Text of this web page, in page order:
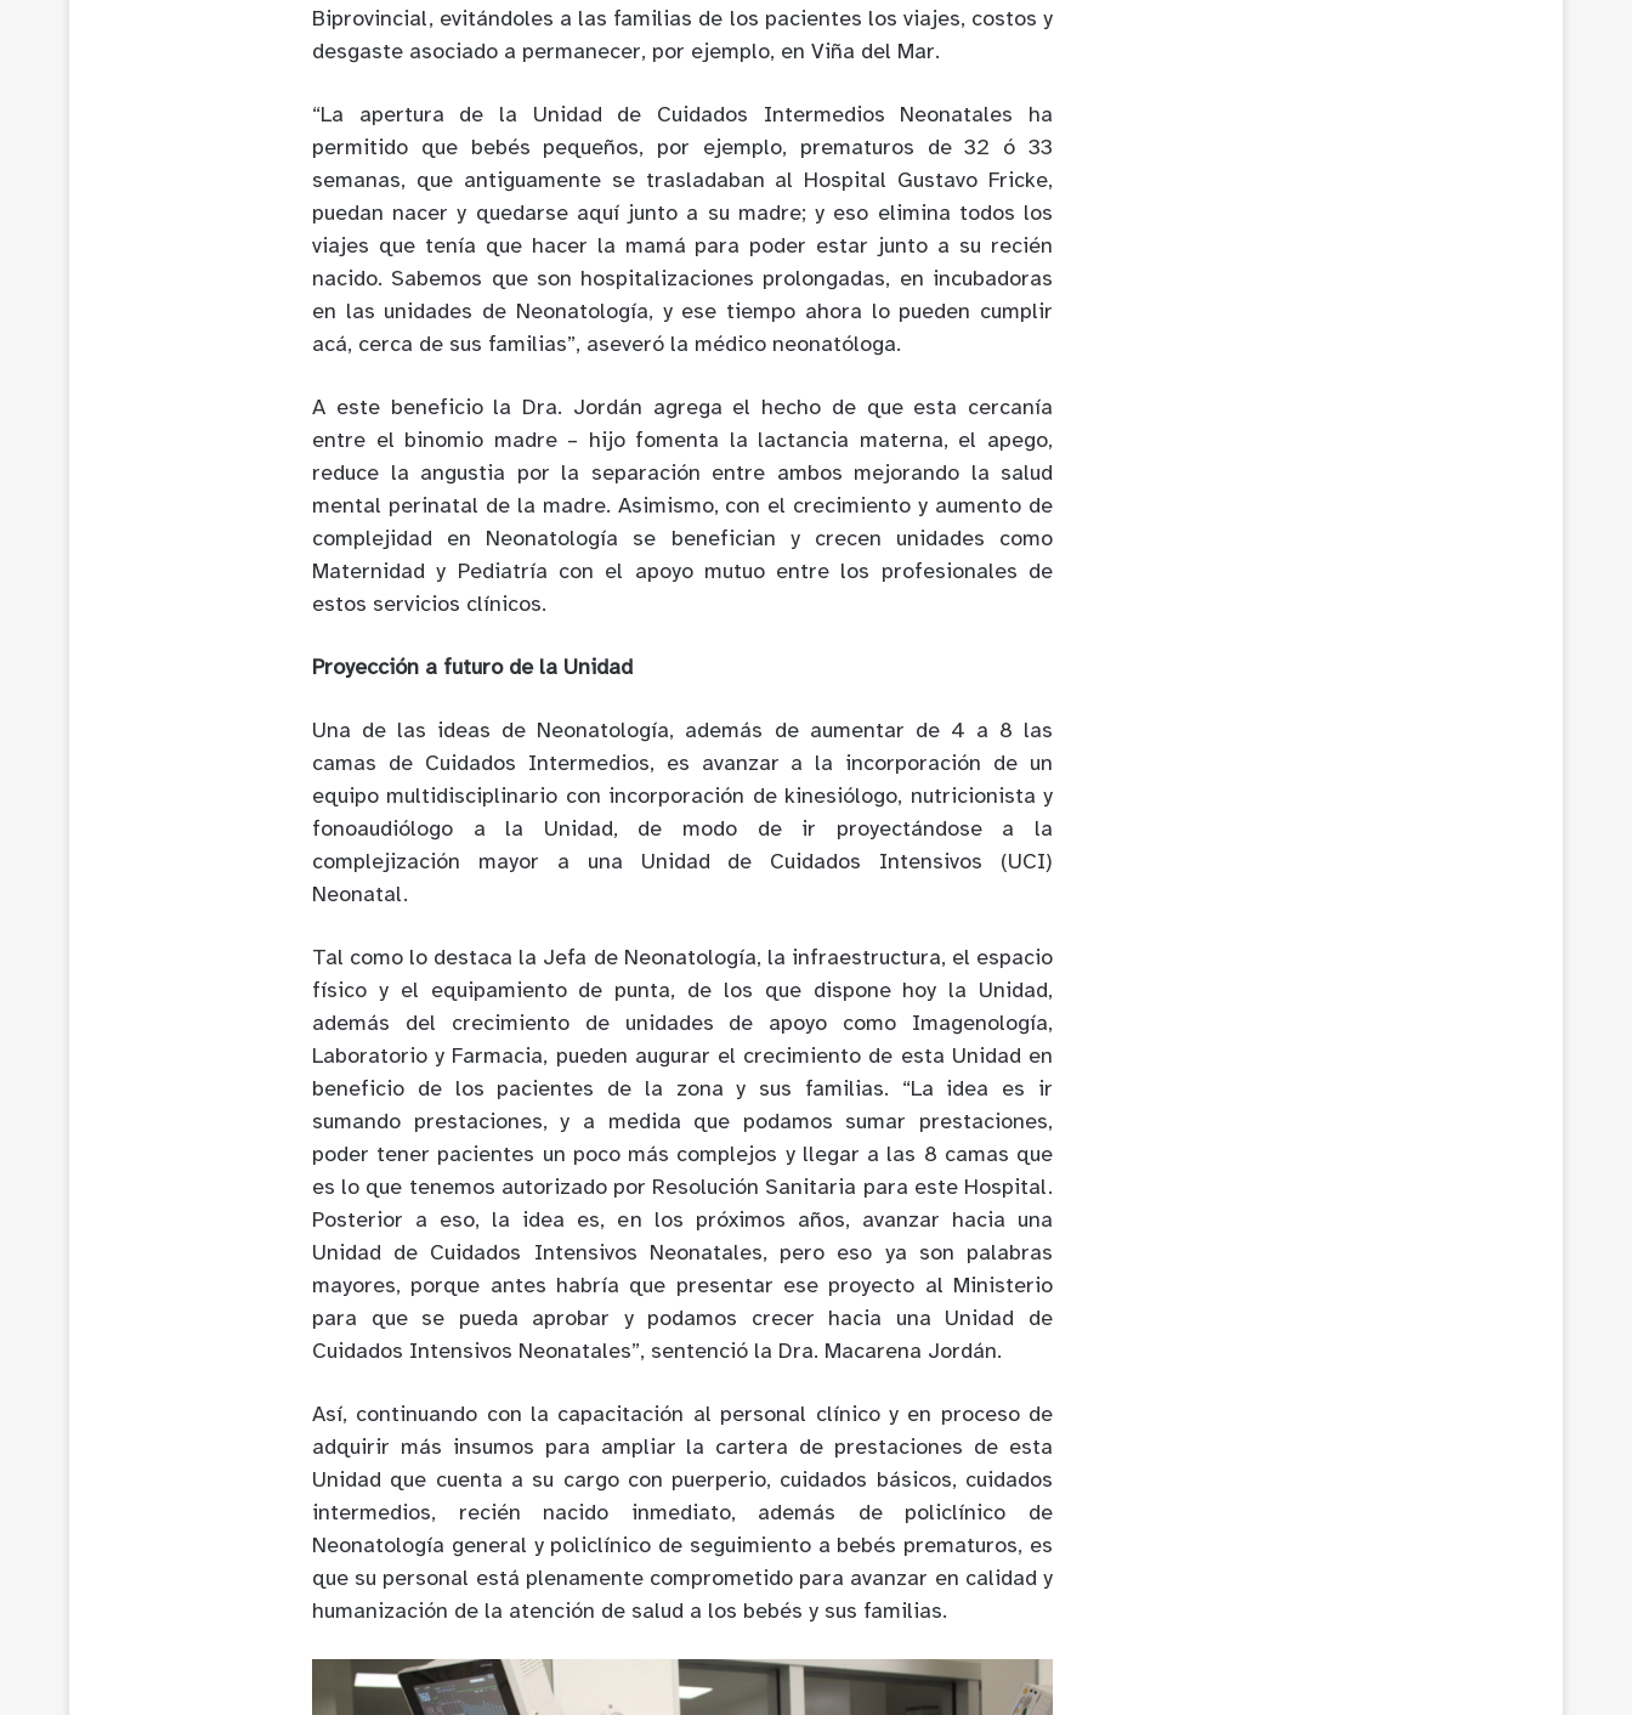
Biprovincial, evitándoles a las familias de los pacientes los viajes, costos y
desgaste asociado a permanecer, por ejemplo, en Viña del Mar.
“La apertura de la Unidad de Cuidados Intermedios Neonatales ha
permitido que bebés pequeños, por ejemplo, prematuros de 32 ó 33
semanas, que antiguamente se trasladaban al Hospital Gustavo Fricke,
puedan nacer y quedarse aquí junto a su madre; y eso elimina todos los
viajes que tenía que hacer la mamá para poder estar junto a su recién
nacido. Sabemos que son hospitalizaciones prolongadas, en incubadoras
en las unidades de Neonatología, y ese tiempo ahora lo pueden cumplir
acá, cerca de sus familias”, aseveró la médico neonatóloga.
A este beneficio la Dra. Jordán agrega el hecho de que esta cercanía
entre el binomio madre – hijo fomenta la lactancia materna, el apego,
reduce la angustia por la separación entre ambos mejorando la salud
mental perinatal de la madre. Asimismo, con el crecimiento y aumento de
complejidad en Neonatología se benefician y crecen unidades como
Maternidad y Pediatría con el apoyo mutuo entre los profesionales de
estos servicios clínicos.
Proyección a futuro de la Unidad
Una de las ideas de Neonatología, además de aumentar de 4 a 8 las
camas de Cuidados Intermedios, es avanzar a la incorporación de un
equipo multidisciplinario con incorporación de kinesiólogo, nutricionista y
fonoaudiólogo a la Unidad, de modo de ir proyectándose a la
complejización mayor a una Unidad de Cuidados Intensivos (UCI)
Neonatal.
Tal como lo destaca la Jefa de Neonatología, la infraestructura, el espacio
físico y el equipamiento de punta, de los que dispone hoy la Unidad,
además del crecimiento de unidades de apoyo como Imagenología,
Laboratorio y Farmacia, pueden augurar el crecimiento de esta Unidad en
beneficio de los pacientes de la zona y sus familias. “La idea es ir
sumando prestaciones, y a medida que podamos sumar prestaciones,
poder tener pacientes un poco más complejos y llegar a las 8 camas que
es lo que tenemos autorizado por Resolución Sanitaria para este Hospital.
Posterior a eso, la idea es, en los próximos años, avanzar hacia una
Unidad de Cuidados Intensivos Neonatales, pero eso ya son palabras
mayores, porque antes habría que presentar ese proyecto al Ministerio
para que se pueda aprobar y podamos crecer hacia una Unidad de
Cuidados Intensivos Neonatales”, sentenció la Dra. Macarena Jordán.
Así, continuando con la capacitación al personal clínico y en proceso de
adquirir más insumos para ampliar la cartera de prestaciones de esta
Unidad que cuenta a su cargo con puerperio, cuidados básicos, cuidados
intermedios, recién nacido inmediato, además de policlínico de
Neonatología general y policlínico de seguimiento a bebés prematuros, es
que su personal está plenamente comprometido para avanzar en calidad y
humanización de la atención de salud a los bebés y sus familias.